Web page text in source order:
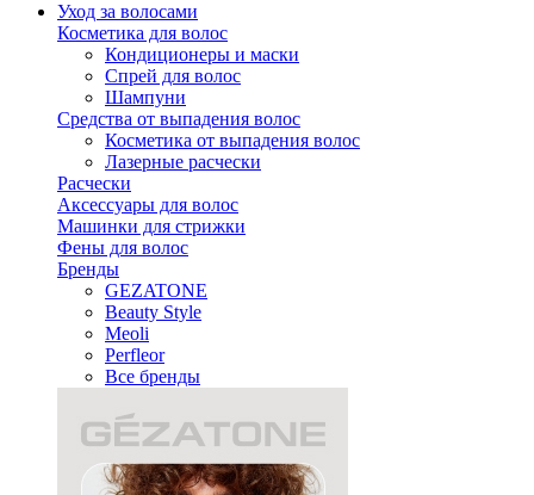
Уход за волосами
Косметика для волос
Кондиционеры и маски
Спрей для волос
Шампуни
Средства от выпадения волос
Косметика от выпадения волос
Лазерные расчески
Расчески
Аксессуары для волос
Машинки для стрижки
Фены для волос
Бренды
GEZATONE
Beauty Style
Meoli
Perfleor
Все бренды